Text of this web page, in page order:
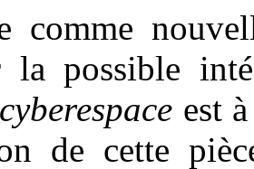
comme
la possible
cyberespace est
de cette